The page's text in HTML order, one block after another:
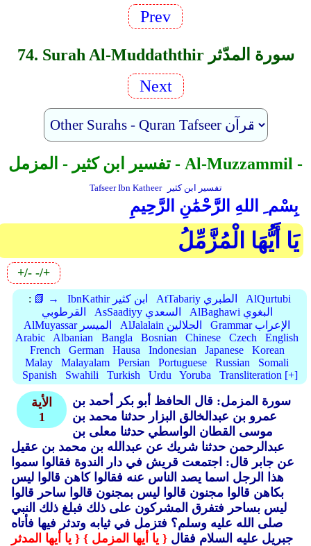
Prev
74. Surah Al-Muddaththir سورة المدّثر
Next
تفسير ابن كثير - المزمل - Al-Muzzammil -
Tafseer Ibn Katheer تفسير ابن كثير
بِسْم ِ اللهِ الرَّحْمَٰنِ الرَّحِيمِ
يَا أَيُّهَا الْمُزَّمِّلُ
+/- -/+
: 📗 → IbnKathir ابن كثير AtTabariy الطبري
AlQurtubi
القرطوبي
AsSaadiyy السعدي
AlBaghawi البغوي
AlMuyassar الميسر
AlJalalain الجلالين
Grammar الإعراب
Arabic
Albanian Bangla Bosnian Chinese Czech
English
French
German Hausa Indonesian Japanese
Korean
Malay
Malayalam Persian Portuguese Russian
Somali
Spanish
Swahili Turkish Urdu Yoruba Transliteration [+]
الأية
1
سورة المزمل: قال الحافظ أبو بكر أحمد بن
عمرو بن عبدالخالق البزار حدثنا محمد بن
موسى القطان الواسطي حدثنا معلى بن
عبدالرحمن حدثنا شريك عن عبدالله بن محمد بن عقيل
عن جابر قال: اجتمعت قريش في دار الندوة فقالوا سموا
هذا الرجل اسما يصد الناس عنه فقالوا كاهن قالوا ليس
بكاهن قالوا مجنون قالوا ليس بمجنون قالوا ساحر قالوا
ليس بساحر فتفرق المشركون على ذلك فبلغ ذلك النبي
صلى الله عليه وسلم؟ فتزمل في ثيابه وتدثر فيها فأتاه
جبريل عليه السلام فقال { يا أيها المزمل } { يا أيها المدثر